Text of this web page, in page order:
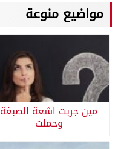
مواضيع منوعة
مين جربت اشعة الصبغة
وحملت